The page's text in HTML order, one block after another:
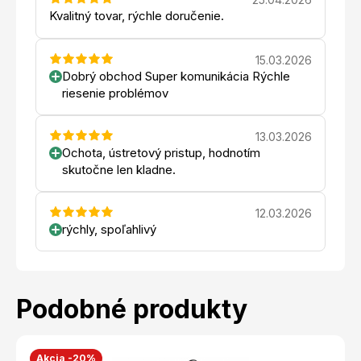
Kvalitný tovar, rýchle doručenie.
15.03.2026
Dobrý obchod Super komunikácia Rýchle
riesenie problémov
13.03.2026
Ochota, ústretový pristup, hodnotím
skutočne len kladne.
12.03.2026
rýchly, spoľahlivý
Podobné produkty
Akcia -20%